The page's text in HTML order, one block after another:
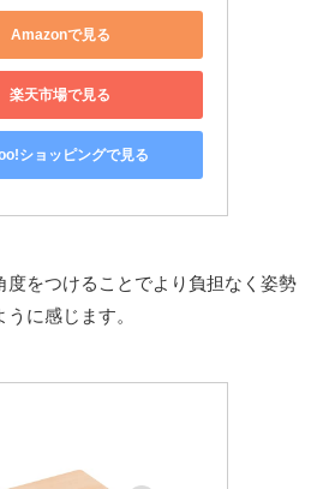
Amazonで見る
楽天市場で見る
ショッピングで見る
度をつけることでより負担なく姿勢
に感じます。